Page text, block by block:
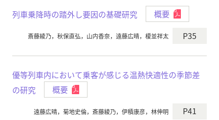
列車乗降時の踏外し要因の基礎研究 概要
斎藤綾乃，秋保直弘，山内香奈，遠藤広晴，榎並祥太 P35
優等列車内において乗客が感じる温熱快適性の季節差
の研究
概要
遠藤広晴，菊地史倫，斎藤綾乃，伊積康彦，林伸明 P41